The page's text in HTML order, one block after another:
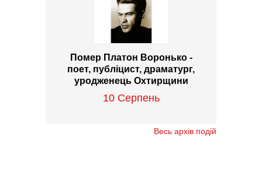
Помер Платон Воронько -
поет, публіцист, драматург,
уродженець Охтирщини
10 Серпень
Весь архів подій